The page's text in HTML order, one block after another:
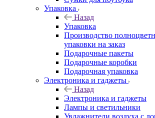
Упаковка
Назад
Упаковка
Производство
упаковки на заказ
Подарочные пакеты
Подарочные коробки
Подарочная упаковка
Электроника и гаджеты
Назад
Электроника и гаджеты
Лампы и светильники
Увлажнители воздуха с